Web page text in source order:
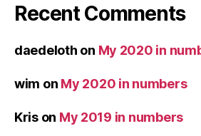
Recent Comments
daedeloth on My 2020 in
wim on My 2020 in numbers
Krison My 2019 in numbers